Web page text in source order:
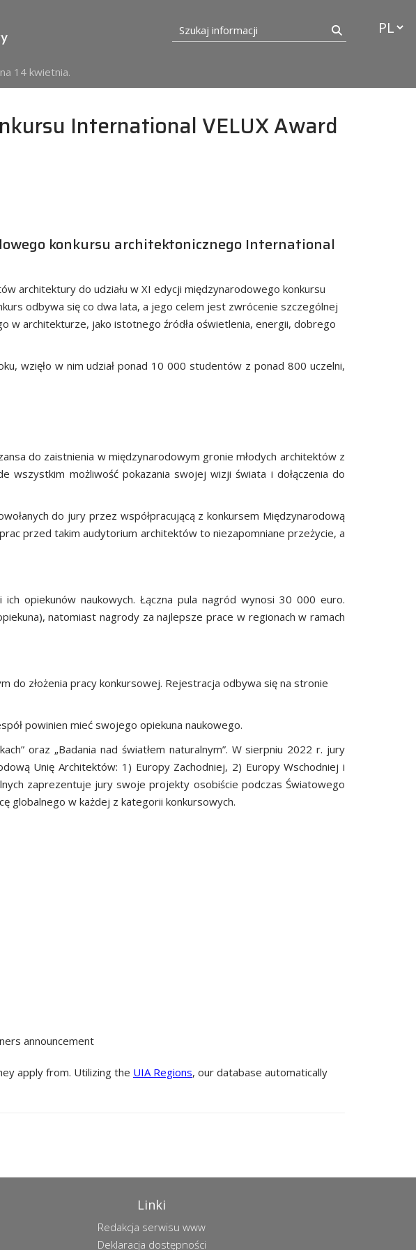
Szukaj informacji
14 kwietnia.
International VELUX Award
konkursu architektonicznego International
architektury do udziału w XI edycji międzynarodowego konkursu
odbywa się co dwa lata, a jego celem jest zwrócenie szczególnej
w architekturze, jako istotnego źródła oświetlenia, energii, dobrego
wzięło w nim udział ponad 10 000 studentów z ponad 800 uczelni,
do zaistnienia w międzynarodowym gronie młodych architektów z
wszystkim możliwość pokazania swojej wizji świata i dołączenia do
do jury przez współpracującą z konkursem Międzynarodową
przed takim audytorium architektów to niezapomniane przeżycie, a
opiekunów naukowych. Łączna pula nagród wynosi 30 000 euro.
natomiast nagrody za najlepsze prace w regionach w ramach
do złożenia pracy konkursowej. Rejestracja odbywa się na stronie
powinien mieć swojego opiekuna naukowego.
oraz „Badania nad światłem naturalnym”. W sierpniu 2022 r. jury
Unię Architektów: 1) Europy Zachodniej, 2) Europy Wschodniej i
zaprezentuje jury swoje projekty osobiście podczas Światowego
globalnego w każdej z kategorii konkursowych.
announcement
apply from.​ Utilizing the UIA Regions, our database automatically
Linki
Redakcja serwisu www
Deklaracja dostępności